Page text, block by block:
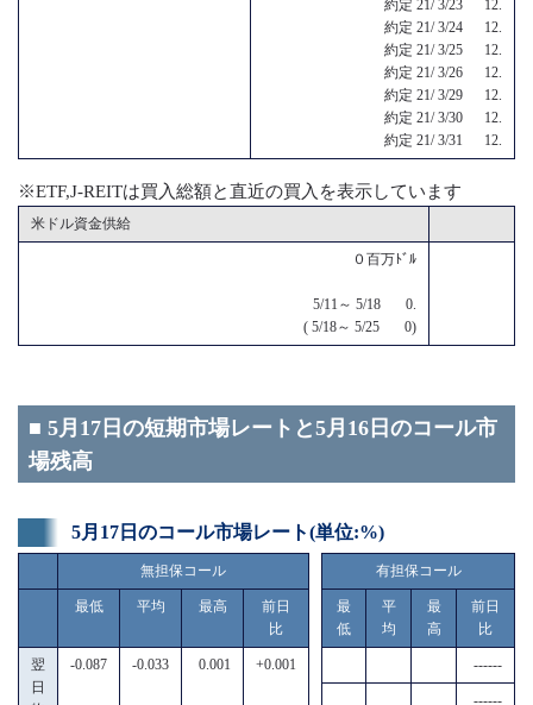
約定 21/ 3/23 12.
約定 21/ 3/24 12.
約定 21/ 3/25 12.
約定 21/ 3/26 12.
約定 21/ 3/29 12.
約定 21/ 3/30 12.
約定 21/ 3/31 12.
※ETF,J-REITは買入総額と直近の買入を表示しています
米ドル資金供給
０百万ﾄﾞﾙ
5/11～ 5/18 0.
( 5/18～ 5/25 0)
■ 5月17日の短期市場レートと5月16日のコール市
場残高
5月17日のコール市場レート(単位:%)
無担保コール
最低 平均 最高
前日
比
翌
日
-0.087 -0.033 0.001 +0.001
有担保コール
最
低
平
均
最
高
前日
比
------
------